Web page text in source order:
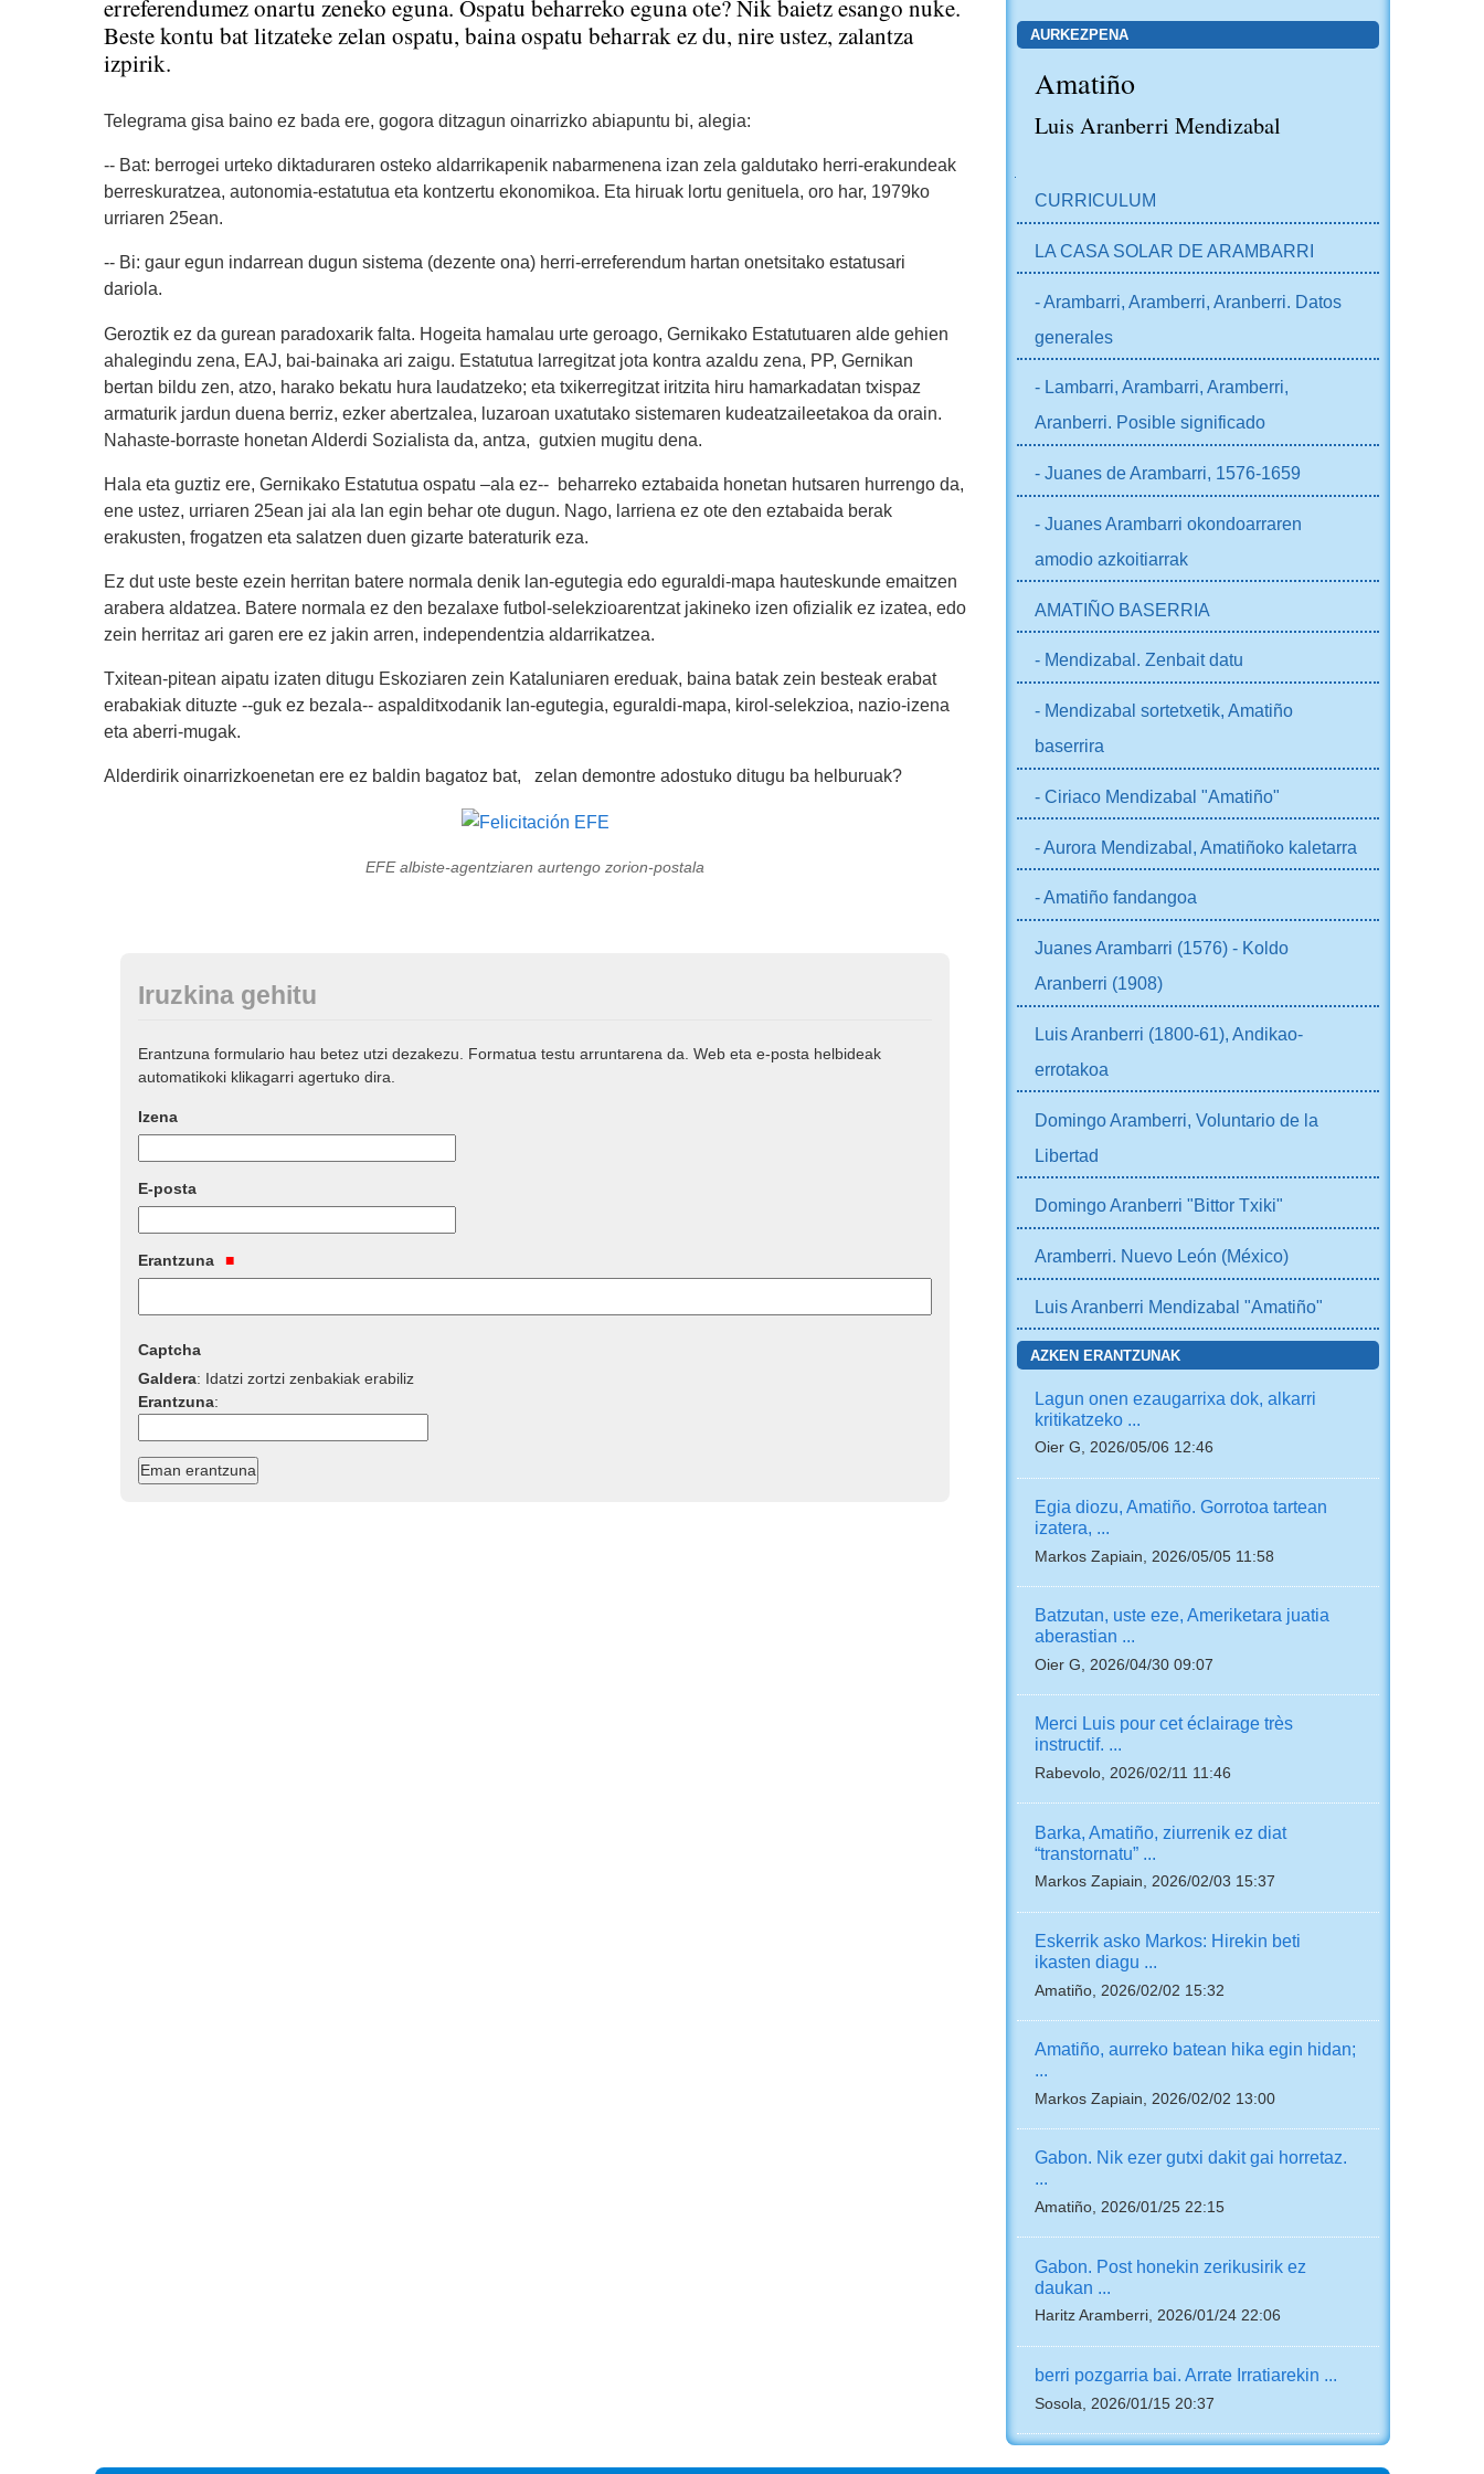
erreferendumez onartu zeneko eguna. Ospatu beharreko eguna ote? Nik baietz esango nuke.
Beste kontu bat litzateke zelan ospatu, baina ospatu beharrak ez du, nire ustez, zalantza
izpirik.
Telegrama gisa baino ez bada ere, gogora ditzagun oinarrizko abiapuntu bi, alegia:
-- Bat: berrogei urteko diktaduraren osteko aldarrikapenik nabarmenena izan zela galdutako herri-erakundeak
berreskuratzea, autonomia-estatutua eta kontzertu ekonomikoa. Eta hiruak lortu genituela, oro har, 1979ko
urriaren 25ean.
-- Bi: gaur egun indarrean dugun sistema (dezente ona) herri-erreferendum hartan onetsitako estatusari
dariola.
Geroztik ez da gurean paradoxarik falta. Hogeita hamalau urte geroago, Gernikako Estatutuaren alde gehien
ahalegindu zena, EAJ, bai-bainaka ari zaigu. Estatutua larregitzat jota kontra azaldu zena, PP, Gernikan
bertan bildu zen, atzo, harako bekatu hura laudatzeko; eta txikerregitzat iritzita hiru hamarkadatan txispaz
armaturik jardun duena berriz, ezker abertzalea, luzaroan uxatutako sistemaren kudeatzaileetakoa da orain.
Nahaste-borraste honetan Alderdi Sozialista da, antza, gutxien mugitu dena.
Hala eta guztiz ere, Gernikako Estatutua ospatu –ala ez-- beharreko eztabaida honetan hutsaren hurrengo da,
ene ustez, urriaren 25ean jai ala lan egin behar ote dugun. Nago, larriena ez ote den eztabaida berak
erakusten, frogatzen eta salatzen duen gizarte bateraturik eza.
Ez dut uste beste ezein herritan batere normala denik lan-egutegia edo eguraldi-mapa hauteskunde emaitzen
arabera aldatzea. Batere normala ez den bezalaxe futbol-selekzioarentzat jakineko izen ofizialik ez izatea, edo
zein herritaz ari garen ere ez jakin arren, independentzia aldarrikatzea.
Txitean-pitean aipatu izaten ditugu Eskoziaren zein Kataluniaren ereduak, baina batak zein besteak erabat
erabakiak dituzte --guk ez bezala-- aspalditxodanik lan-egutegia, eguraldi-mapa, kirol-selekzioa, nazio-izena
eta aberri-mugak.
Alderdirik oinarrizkoenetan ere ez baldin bagatoz bat, zelan demontre adostuko ditugu ba helburuak?
EFE albiste-agentziaren aurtengo zorion-postala
Iruzkina gehitu
Erantzuna formulario hau betez utzi dezakezu. Formatua testu arruntarena da. Web eta e-posta helbideak
automatikoki klikagarri agertuko dira.
Izena
E-posta
Erantzuna
Captcha
Galdera: Idatzi zortzi zenbakiak erabiliz
Erantzuna:
AURKEZPENA
Amatiño
Luis Aranberri Mendizabal
CURRICULUM
LA CASA SOLAR DE ARAMBARRI
- Arambarri, Aramberri, Aranberri. Datos
generales
- Lambarri, Arambarri, Aramberri,
Aranberri. Posible significado
- Juanes de Arambarri, 1576-1659
- Juanes Arambarri okondoarraren
amodio azkoitiarrak
AMATIÑO BASERRIA
- Mendizabal. Zenbait datu
- Mendizabal sortetxetik, Amatiño
baserrira
- Ciriaco Mendizabal "Amatiño"
- Aurora Mendizabal, Amatiñoko kaletarra
- Amatiño fandangoa
Juanes Arambarri (1576) - Koldo
Aranberri (1908)
Luis Aranberri (1800-61), Andikao-
errotakoa
Domingo Aramberri, Voluntario de la
Libertad
Domingo Aranberri "Bittor Txiki"
Aramberri. Nuevo León (México)
Luis Aranberri Mendizabal "Amatiño"
AZKEN ERANTZUNAK
Lagun onen ezaugarrixa dok, alkarri
kritikatzeko ...
Oier G, 2026/05/06 12:46
Egia diozu, Amatiño. Gorrotoa tartean
izatera, ...
Markos Zapiain, 2026/05/05 11:58
Batzutan, uste eze, Ameriketara juatia
aberastian ...
Oier G, 2026/04/30 09:07
Merci Luis pour cet éclairage très
instructif. ...
Rabevolo, 2026/02/11 11:46
Barka, Amatiño, ziurrenik ez diat
“transtornatu” ...
Markos Zapiain, 2026/02/03 15:37
Eskerrik asko Markos: Hirekin beti
ikasten diagu ...
Amatiño, 2026/02/02 15:32
Amatiño, aurreko batean hika egin hidan;
...
Markos Zapiain, 2026/02/02 13:00
Gabon. Nik ezer gutxi dakit gai horretaz.
...
Amatiño, 2026/01/25 22:15
Gabon. Post honekin zerikusirik ez
daukan ...
Haritz Aramberri, 2026/01/24 22:06
berri pozgarria bai. Arrate Irratiarekin ...
Sosola, 2026/01/15 20:37